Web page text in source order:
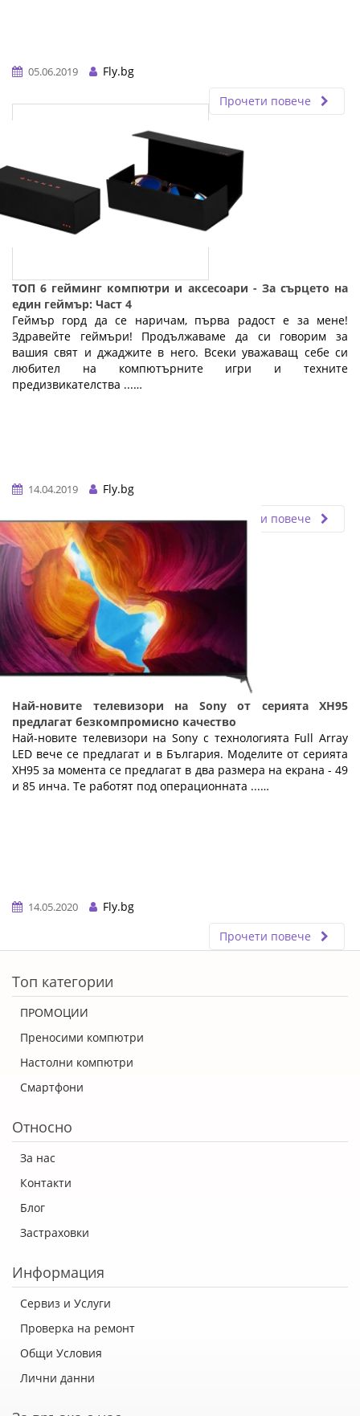
05.06.2019
Fly.bg
Прочети повече
ТОП 6 гейминг компютри и аксесоари - За сърцето на
един геймър: Част 4
Геймър горд да се наричам, първа радост е за мене!
Здравейте геймъри! Продължаваме да си говорим за
вашия свят и джаджите в него. Всеки уважаващ себе си
любител на компютърните игри и техните
предизвикателства ...…
14.04.2019
Fly.bg
Прочети повече
Най-новите телевизори на Sony от серията XH95
предлагат безкомпромисно качество
Най-новите телевизори на Sony с технологията Full Array
LED вече се предлагат и в България. Моделите от серията
XH95 за момента се предлагат в два размера на екрана - 49
и 85 инча. Те работят под операционната ...…
14.05.2020
Fly.bg
Прочети повече
Топ категории
ПРОМОЦИИ
Преносими компютри
Настолни компютри
Смартфони
Относно
За нас
Контакти
Блог
Застраховки
Информация
Сервиз и Услуги
Проверка на ремонт
Общи Условия
Лични данни